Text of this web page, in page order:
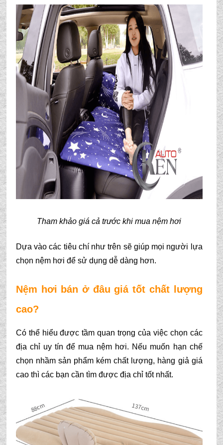
Tham khảo giá cả trước khi mua nệm hơi
Dựa vào các tiêu chí như trên sẽ giúp mọi người lựa
chọn nệm hơi để sử dụng dễ dàng hơn.
Nệm hơi bán ở đâu giá tốt chất lượng
cao?
Có thể hiểu được tầm quan trọng của việc chọn các
địa chỉ uy tín để mua nệm hơi. Nếu muốn hạn chế
chọn nhầm sản phẩm kém chất lượng, hàng giả giá
cao thì các bạn cần tìm được địa chỉ tốt nhất.